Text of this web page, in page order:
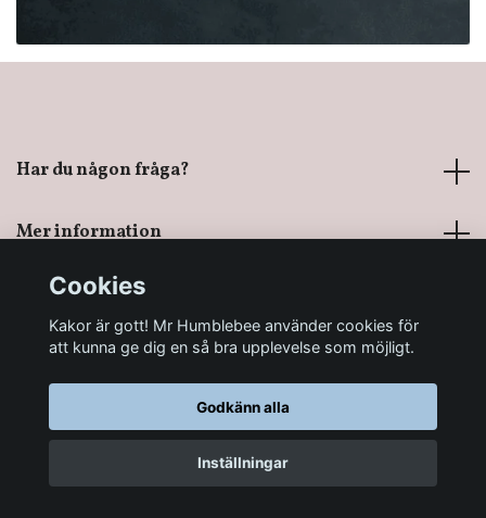
LÄGG I KORGEN
Har du någon fråga?
Mer information
Sociala medier
© 2026 Mr Humblebee - En magisk leksaksbutik
Cookies
Kakor är gott! Mr Humblebee använder cookies för
att kunna ge dig en så bra upplevelse som möjligt.
Godkänn alla
Inställningar